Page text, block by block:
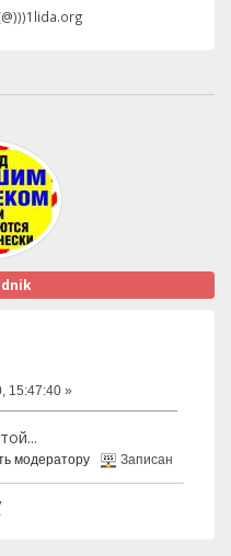
15:47:40 »
модератору Записан